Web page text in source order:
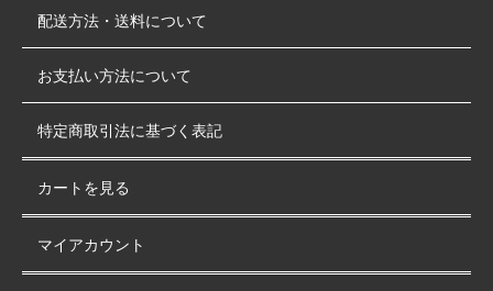
配送方法・送料について
お支払い方法について
特定商取引法に基づく表記
カートを見る
マイアカウント